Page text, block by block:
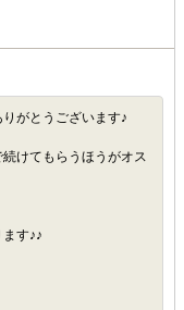
がとうございます♪
けてもらうほうがオス
す♪♪